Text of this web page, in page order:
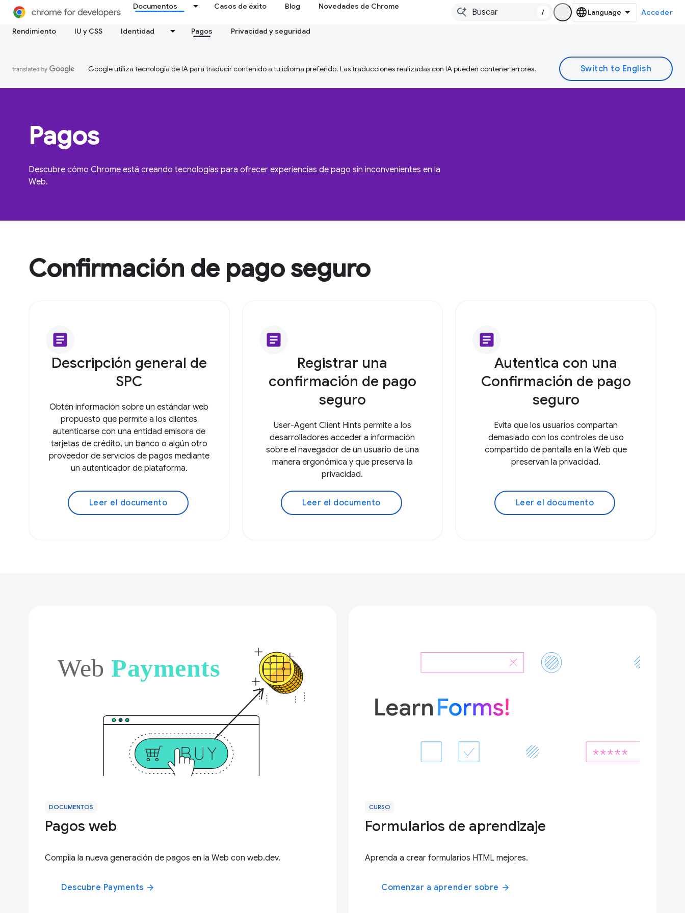
Documentos Casos de éxito Blog Novedades de Chrome
/ Acceder
Rendimiento IU y CSS Identidad Pagos Privacidad y seguridad
Google utiliza tecnología de IA para traducir contenido a tu idioma preferido. Las traducciones realizadas con IA pueden contener errores.
Pagos
Descubre cómo Chrome está creando tecnologías para ofrecer experiencias de pago sin inconvenientes en la
Web.
Confirmación de pago seguro
article
Descripción general de
SPC
Obtén información sobre un estándar web
propuesto que permite a los clientes
autenticarse con una entidad emisora de
tarjetas de crédito, un banco o algún otro
proveedor de servicios de pagos mediante
un autenticador de plataforma.
Leer el documento
article
Registrar una
confirmación de pago
seguro
User-Agent Client Hints permite a los
desarrolladores acceder a información
sobre el navegador de un usuario de una
manera ergonómica y que preserva la
privacidad.
Leer el documento
article
Autentica con una
Confirmación de pago
seguro
Evita que los usuarios compartan
demasiado con los controles de uso
compartido de pantalla en la Web que
preservan la privacidad.
Leer el documento
DOCUMENTOS
Pagos web
Compila la nueva generación de pagos en la Web con web.dev.
Descubre Payments arrow_forward
CURSO
Formularios de aprendizaje
Aprenda a crear formularios HTML mejores.
Comenzar a aprender sobre arrow_forward